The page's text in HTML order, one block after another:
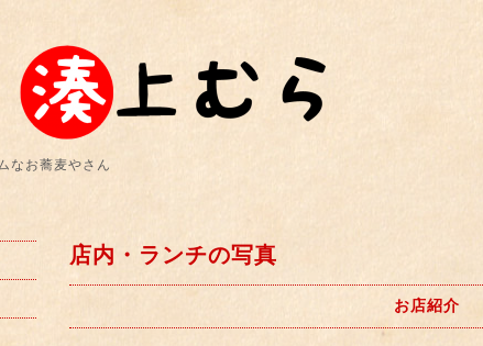
なお蕎麦やさん
店内・ランチの写真
お店紹介